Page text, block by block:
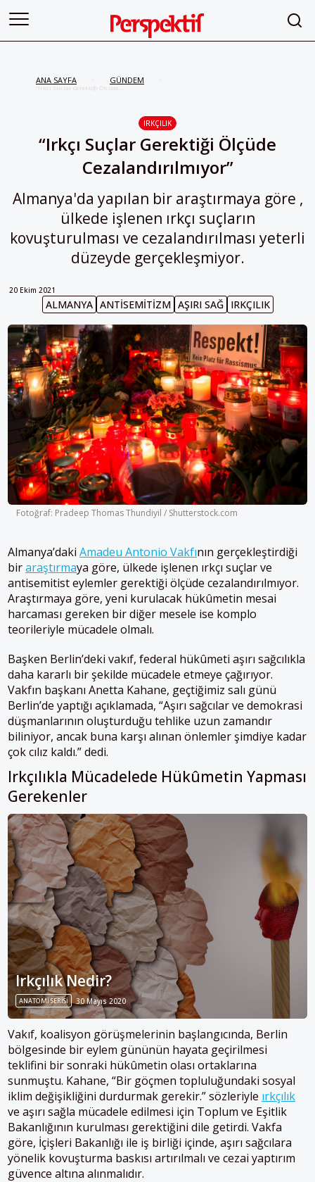
ANA SAYFA GÜNDEM
“Irkçı Suçlar Gerektiği Ölçüde
IRKÇILIK
“Irkçı Suçlar Gerektiği Ölçüde
Cezalandırılmıyor”
Almanya'da yapılan bir araştırmaya göre ,
ülkede işlenen ırkçı suçların
kovuşturulması ve cezalandırılması yeterli
düzeyde gerçekleşmiyor.
20 Ekim 2021
ALMANYA ANTISEMITIZM AŞIRI SAĞ IRKÇILIK
Fotoğraf: Pradeep Thomas Thundiyil / Shutterstock.com
Almanya’daki Amadeu Antonio Vakfının gerçekleştirdiği
biraraştırmaya göre, ülkede işlenen ırkçı suçlar ve
antisemitist eylemler gerektiği ölçüde cezalandırılmıyor.
Araştırmaya göre, yeni kurulacak hükûmetin mesai
harcaması gereken bir diğer mesele ise komplo
teorileriyle mücadele olmalı.
Başken Berlin’deki vakıf, federal hükûmeti aşırı sağcılıkla
daha kararlı bir şekilde mücadele etmeye çağırıyor.
Vakfın başkanı Anetta Kahane, geçtiğimiz salı günü
Berlin’de yaptığı açıklamada, “Aşırı sağcılar ve demokrasi
düşmanlarının oluşturduğu tehlike uzun zamandır
biliniyor, ancak buna karşı alınan önlemler şimdiye kadar
çok cılız kaldı.” dedi.
Irkçılıkla Mücadelede Hükûmetin Yapması
Gerekenler
Irkçılık Nedir?
ANATOMİ SERİSİ 30 Mayıs 2020
Vakıf, koalisyon görüşmelerinin başlangıcında, Berlin
bölgesinde bir eylem gününün hayata geçirilmesi
teklifini bir sonraki hükûmetin olası ortaklarına
sunmuştu. Kahane, “Bir göçmen topluluğundaki sosyal
iklim değişikliğini durdurmak gerekir.” sözleriyle ırkçılık
ve aşırı sağla mücadele edilmesi için Toplum ve Eşitlik
Bakanlığının kurulması gerektiğini dile getirdi. Vakfa
göre, İçişleri Bakanlığı ile iş birliği içinde, aşırı sağcılara
yönelik kovuşturma baskısı artırılmalı ve cezai yaptırım
güvence altına alınmalıdır.